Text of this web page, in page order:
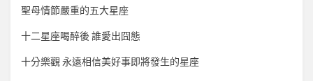
聖母情節嚴重的五大星座
十二星座喝醉後 誰愛出囧態
十分樂觀 永遠相信美好事即將發生的星座